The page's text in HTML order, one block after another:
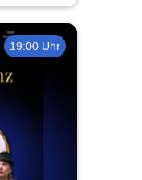
19:00 Uhr